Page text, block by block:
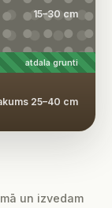
15–30 cm
atdala grunti
25–40 cm
un izvedam